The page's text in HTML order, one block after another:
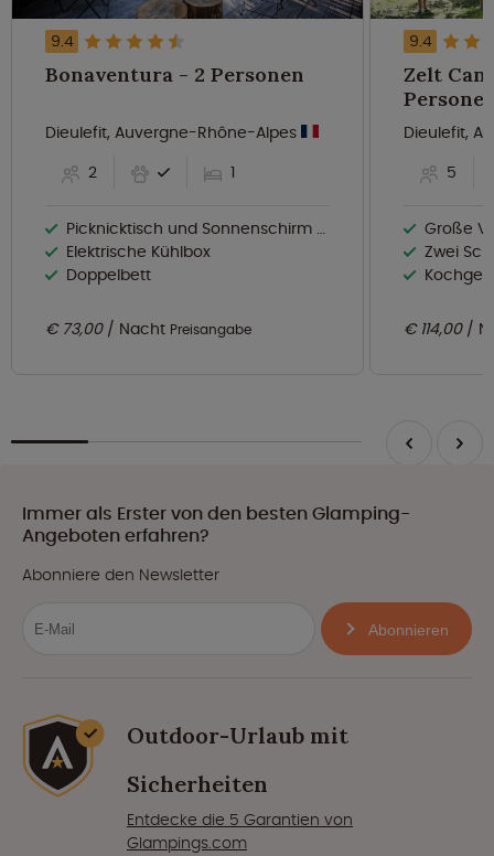
9.4
Bonaventura - 2 Personen
Dieulefit, Auvergne-Rhône-Alpes
2
1
Picknicktisch und Sonnenschirm aus Holz
Elektrische Kühlbox
Doppelbett
€ 73,00 Nacht Preisangabe
9.4
Zelt
Dieulefit,
5
Große
Zwei
€ 114,00
Immer als Erster von den besten Glamping-
Angeboten erfahren?
Abonniere den Newsletter
Abonnieren
Outdoor-Urlaub mit
Sicherheiten
Entdecke die 5 Garantien von
Glampings.com